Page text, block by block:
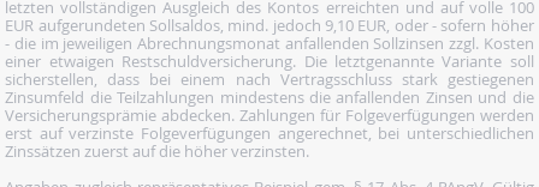
letzten vollständigen Ausgleich des Kontos erreichten und auf volle 100
EUR aufgerundeten Sollsaldos, mind. jedoch 9,10 EUR, oder - sofern höher
- die im jeweiligen Abrechnungsmonat anfallenden Sollzinsen zzgl. Kosten
einer etwaigen Restschuldversicherung. Die letztgenannte Variante soll
sicherstellen, dass bei einem nach Vertragsschluss stark gestiegenen
Zinsumfeld die Teilzahlungen mindestens die anfallenden Zinsen und die
Versicherungsprämie abdecken. Zahlungen für Folgeverfügungen werden
erst auf verzinste Folgeverfügungen angerechnet, bei unterschiedlichen
Zinssätzen zuerst auf die höher verzinsten.